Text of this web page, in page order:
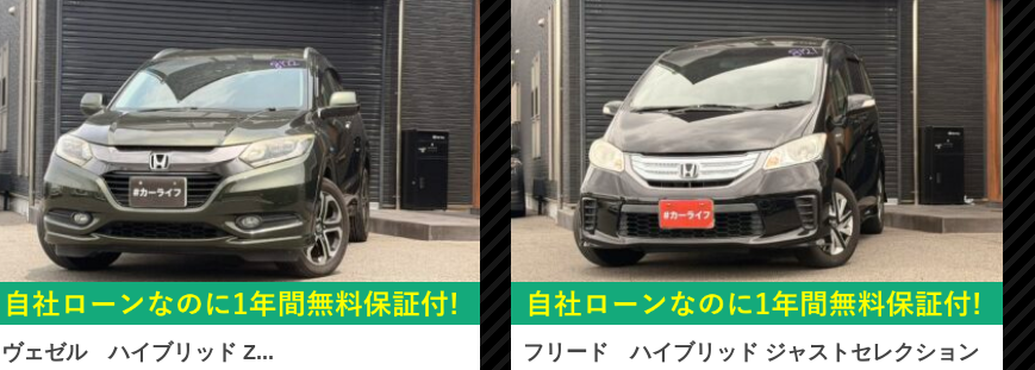
ヴェゼル ハイブリッド Z...
フリード ハイブリッド ジャストセレクション